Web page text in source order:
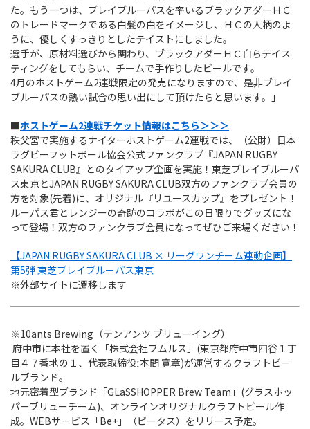
た。もう一つは、ブレイブルーパスを率いるブラックアダーＨＣ
のトレードマークである白髪の白をイメージし、ＨＣの人柄のよ
うに、優しくすっきりとしたテイストにしました。
選手が、原材料選びから関わり、ブラックアダーＨＣ自らテイス
ティングをしてもらい、チームで手作りしたビールです。
4月のホストゲーム2連戦限定の発売になりますので、是非ブレイ
ブルーパスの熱い試合の思い出にして頂けたらと思います。」
■ホストゲーム2連戦チケット情報はこちら＞＞＞
秩父宮で実施するナイターホストゲーム2連戦では、（公財）日本
ラグビーフットボール協会公式ファンクラブ『JAPAN RUGBY
SAKURA CLUB』とのタイアップ企画を実施！東芝ブレイブルーパ
ス東京とJAPAN RUGBY SAKURA CLUB双方のファンクラブ会員の
方を対象(先着)に、オリジナル『リユースカップ』をプレゼント！
ルーパス君とレンジーの奇跡のコラボがこの日限りでグッズにな
って登場！双方のファンクラブ会員になってぜひご来場ください！
【JAPAN RUGBY SAKURA CLUB × リーグワンチーム連動企画】
第5弾 東芝ブレイブルーパス東京
※外部サイトに遷移します
※10ants Brewing（テンアンツ ブリューイング）
府中市に本社を置く「株式会社フムルス」(東京都府中市四谷１丁
目４７番地の１、代表取締役ː本間 寛章)が運営するクラフトビー
ルブランド。
地元密着型ブランド「GLaSSHOPPER Brew Team」(グラスホッ
パーブリューチーム)、オンラインオリジナルクラフトビール作
成。WEBサービス「Be+」（ビータス）をリリース予定。